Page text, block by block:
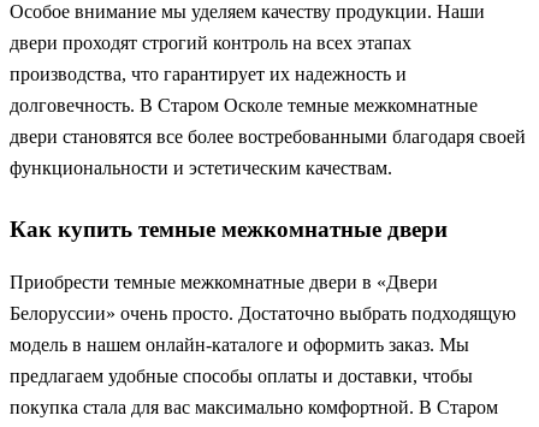
Особое внимание мы уделяем качеству продукции. Наши
двери проходят строгий контроль на всех этапах
производства, что гарантирует их надежность и
долговечность. В Старом Осколе темные межкомнатные
двери становятся все более востребованными благодаря своей
функциональности и эстетическим качествам.
Как купить темные межкомнатные двери
Приобрести темные межкомнатные двери в «Двери
Белоруссии» очень просто. Достаточно выбрать подходящую
модель в нашем онлайн-каталоге и оформить заказ. Мы
предлагаем удобные способы оплаты и доставки, чтобы
покупка стала для вас максимально комфортной. В Старом